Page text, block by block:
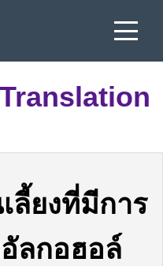
Translation
ลี้ยงที่มีการ
ลกอฮอล์